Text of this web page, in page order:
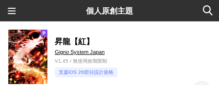
個人原創主題
昇龍【紅】
Gigno System Japan
V1.45 / 無使用效期限制
支援iOS 26部分設計規格